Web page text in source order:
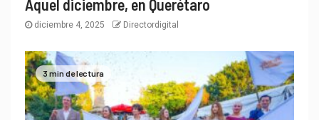
Aquel diciembre, en Querétaro
diciembre 4, 2025 Directordigital
3 min de lectura